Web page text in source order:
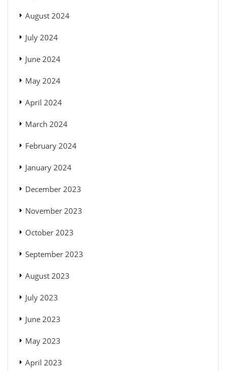
August 2024
July 2024
June 2024
May 2024
April 2024
March 2024
February 2024
January 2024
December 2023
November 2023
October 2023
September 2023
August 2023
July 2023
June 2023
May 2023
April 2023